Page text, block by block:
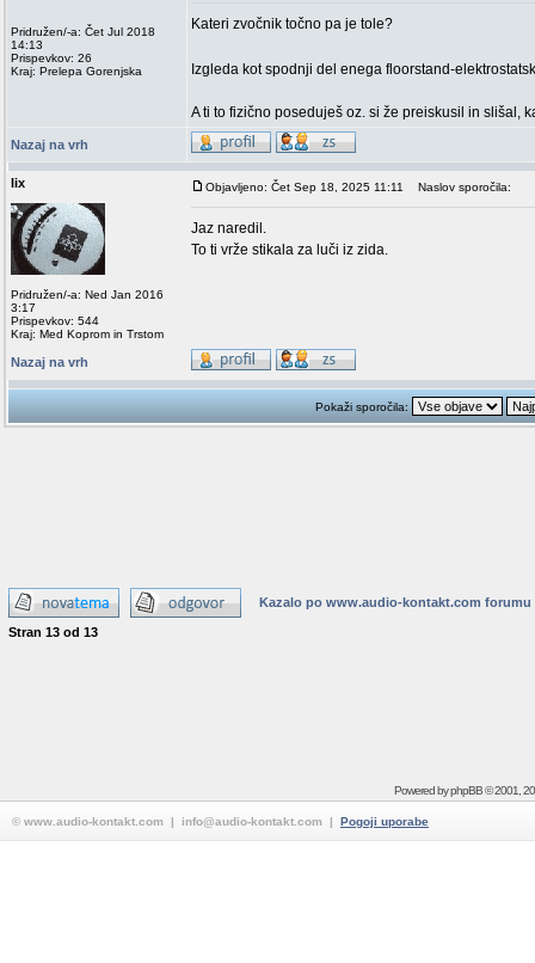
Pridružen/-a: Čet Jul 2018
14:13
Prispevkov: 26
Kraj: Prelepa Gorenjska
Kateri zvočnik točno pa je tole?
Izgleda kot spodnji del enega floorstand-
A ti to fizično poseduješ oz. si že preiskusil in slišal,
Nazaj na vrh
lix
Pridružen/-a: Ned Jan 2016
3:17
Prispevkov: 544
Kraj: Med Koprom in Trstom
Objavljeno: Čet Sep 18, 2025 11:11 Naslov sporočila:
Jaz naredil.
To ti vrže stikala za luči iz zida.
Nazaj na vrh
Pokaži sporočila:
Kazalo po www.audio-kontakt.com forumu
Stran 13 od 13
Powered byphpBB© 2001,
© www.audio-kontakt.com | info@audio-kontakt.com | Pogoji uporabe